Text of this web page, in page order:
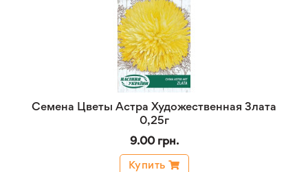
Семена Цветы Астра Художественная Злата
0,25г
9.00 грн.
Купить